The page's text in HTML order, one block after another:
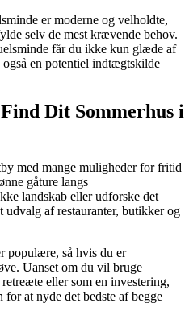
er moderne og velholdte,
selv de mest krævende behov.
får du ikke kun glæde af
en potentiel indtægtskilde
Dit Sommerhus i
med mange muligheder for fritid
gåture langs
landskab eller udforske det
af restauranter, butikker og
populære, så hvis du er
Uanset om du vil bruge
eller som en investering,
at nyde det bedste af begge